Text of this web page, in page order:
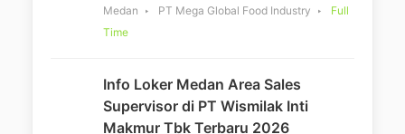
Medan PT Mega Global Food Industry
Full
Time
Info Loker Medan Area Sales
Supervisor di PT Wismilak Inti
Makmur Tbk Terbaru 2026